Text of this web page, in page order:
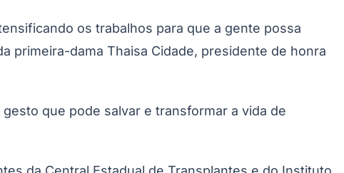
os trabalhos para que a gente possa
primeira-dama Thaisa Cidade, presidente de honra
que pode salvar e transformar a vida de